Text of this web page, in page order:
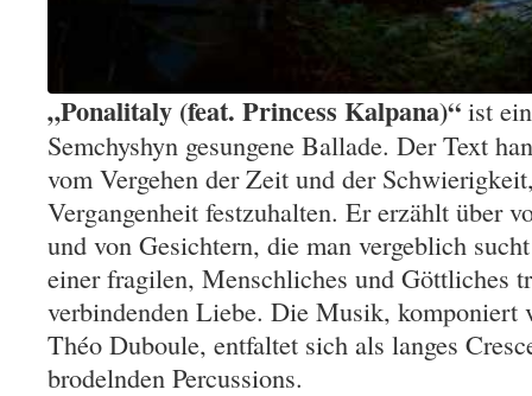
„Ponalitaly (feat. Princess Kalpana)“ ist
Semchyshyn gesungene Ballade. Der Text
vom Vergehen der Zeit und der
Vergangenheit festzuhalten. Er erzählt über
und von Gesichtern, die man vergeblich
einer fragilen, Menschliches und Göttliches
verbindenden Liebe. Die Musik, komponiert
Théo Duboule, entfaltet sich als langes
brodelnden Percussions.